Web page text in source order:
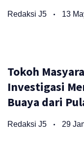
Redaksi J5 13
Tokoh
Investigasi
Buaya dari
Redaksi J5 29